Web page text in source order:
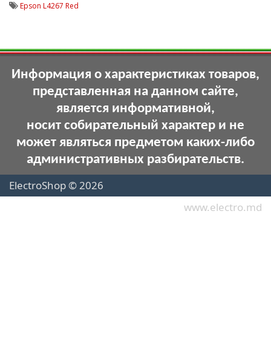
Epson L4267 Red
Информация о характеристиках товаров,
представленная на данном сайте,
является информативной,
носит собирательный характер и не
может являться предметом каких-либо
административных разбирательств.
ElectroShop © 2026
www.electro.md